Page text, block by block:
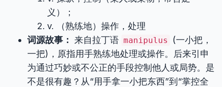
义）；
v. （熟练地）操作，处理
词源故事： 来自拉丁语 manipulus
(一小把，
一把)，原指用手熟练地处理或操作。后来引申
为通过巧妙或不公正的手段控制他人或局势。是
不是很有趣？从“用手拿一小把东西”到“掌控全